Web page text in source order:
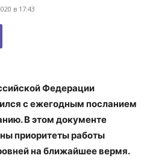
в 17:43
Федерации
с ежегодным посланием
В этом документе
приоритеты работы
на ближайшее вермя.